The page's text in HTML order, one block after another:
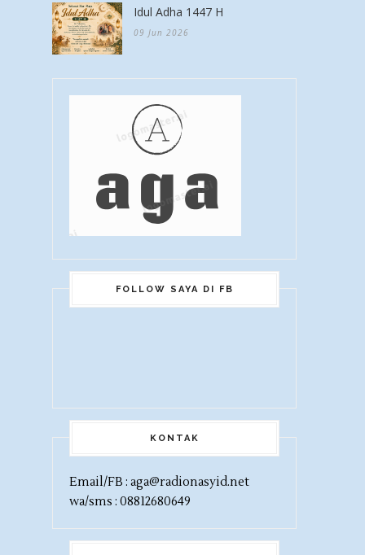
Idul Adha 1447 H
09 Jun 2026
FOLLOW SAYA DI FB
KONTAK
Email/FB : aga@radionasyid.net
wa/sms : 08812680649